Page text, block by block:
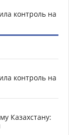
контроль на
контроль на
Казахстану: